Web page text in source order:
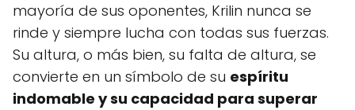
mayoría de sus oponentes, Krilin nunca se
rinde y siempre lucha con todas sus fuerzas.
Su altura, o más bien, su falta de altura, se
convierte en un símbolo de su espíritu
indomable y su capacidad para superar